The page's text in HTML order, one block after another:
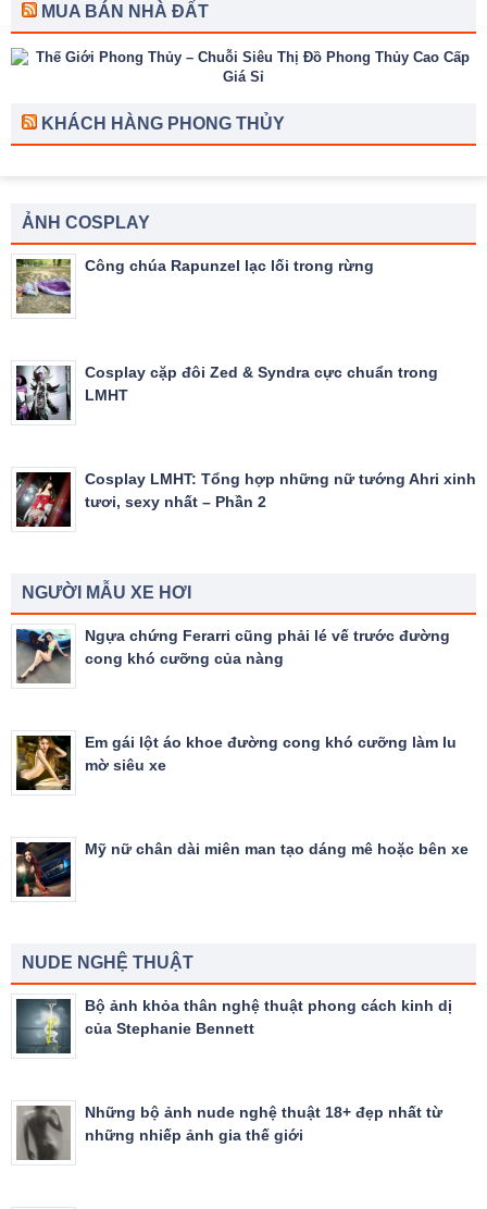
MUA BÁN NHÀ ĐẤT
KHÁCH HÀNG PHONG THỦY
ẢNH COSPLAY
Công chúa Rapunzel lạc lối trong rừng
Cosplay cặp đôi Zed & Syndra cực chuẩn trong
LMHT
Cosplay LMHT: Tổng hợp những nữ tướng Ahri xinh
tươi, sexy nhất – Phần 2
NGƯỜI MẪU XE HƠI
Ngựa chứng Ferarri cũng phải lé vế trước đường
cong khó cưỡng của nàng
Em gái lột áo khoe đường cong khó cưỡng làm lu
mờ siêu xe
Mỹ nữ chân dài miên man tạo dáng mê hoặc bên xe
NUDE NGHỆ THUẬT
Bộ ảnh khỏa thân nghệ thuật phong cách kinh dị
của Stephanie Bennett
Những bộ ảnh nude nghệ thuật 18+ đẹp nhất từ
những nhiếp ảnh gia thế giới